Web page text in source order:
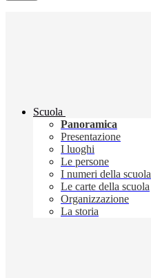
Scuola
Panoramica
Presentazione
I luoghi
Le persone
I numeri della scuola
Le carte della scuola
Organizzazione
La storia